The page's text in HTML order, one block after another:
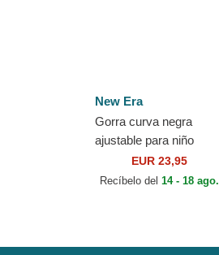
New Era
Gorra curva negra
ajustable para niño
9FORTY The League
de Pittsburgh Steelers
EUR 23,95
Recíbelo del 14 - 18 ago.